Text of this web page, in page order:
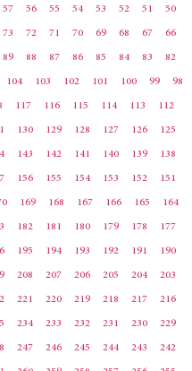
50
51
52
53
54
55
56
57
66
67
68
69
70
71
72
73
82
83
84
85
86
87
88
89
98
99
100
101
102
103
104
112
113
114
115
116
117
125
126
127
128
129
130
138
139
140
141
142
143
151
152
153
154
155
156
164
165
166
167
168
169
177
178
179
180
181
182
190
191
192
193
194
195
203
204
205
206
207
208
216
217
218
219
220
221
229
230
231
232
233
234
242
243
244
245
246
247